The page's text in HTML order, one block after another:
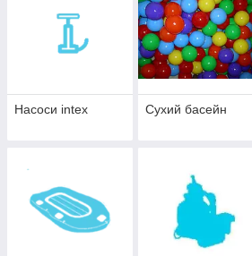
Насоси intex Сухий басейн